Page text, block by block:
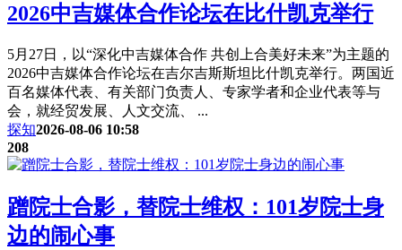
2026中吉媒体合作论坛在比什凯克举行
5月27日，以“深化中吉媒体合作 共创上合美好未来”为主题的
2026中吉媒体合作论坛在吉尔吉斯斯坦比什凯克举行。两国近
百名媒体代表、有关部门负责人、专家学者和企业代表等与
会，就经贸发展、人文交流、 ...
探知2026-08-06 10:58
208
蹭院士合影，替院士维权：101岁院士身
边的闹心事